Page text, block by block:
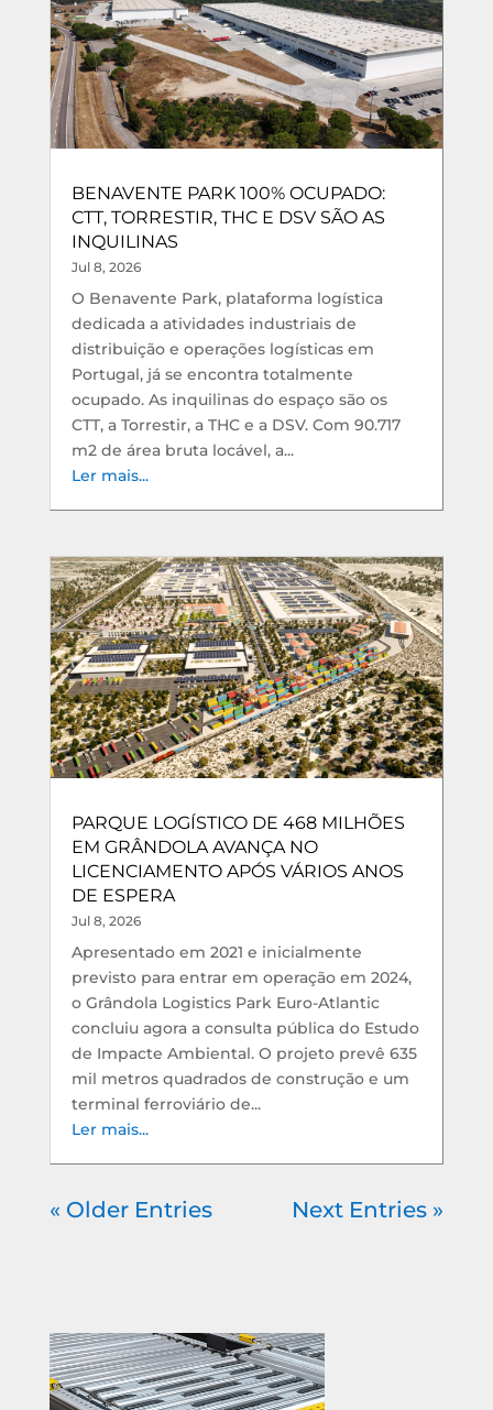
BENAVENTE PARK 100% OCUPADO:
CTT, TORRESTIR, THC E DSV SÃO AS
INQUILINAS
Jul 8, 2026
O Benavente Park, plataforma logística
dedicada a atividades industriais de
distribuição e operações logísticas em
Portugal, já se encontra totalmente
ocupado. As inquilinas do espaço são os
CTT, a Torrestir, a THC e a DSV. Com 90.717
m2 de área bruta locável, a...
Ler mais...
PARQUE LOGÍSTICO DE 468 MILHÕES
EM GRÂNDOLA AVANÇA NO
LICENCIAMENTO APÓS VÁRIOS ANOS
DE ESPERA
Jul 8, 2026
Apresentado em 2021 e inicialmente
previsto para entrar em operação em 2024,
o Grândola Logistics Park Euro-Atlantic
concluiu agora a consulta pública do Estudo
de Impacte Ambiental. O projeto prevê 635
mil metros quadrados de construção e um
terminal ferroviário de...
Ler mais...
« Older Entries Next Entries »